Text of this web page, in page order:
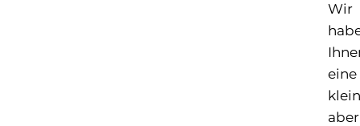
Wir
eine
aber